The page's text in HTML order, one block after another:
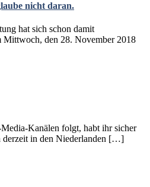
nicht daran.
hat sich schon damit
Mittwoch, den 28. November 2018
Kanälen folgt, habt ihr sicher
derzeit in den Niederlanden […]